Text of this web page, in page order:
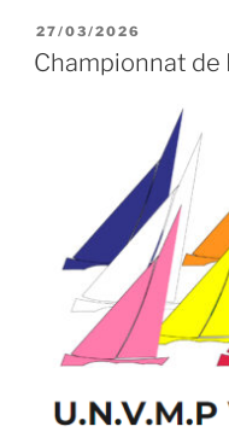
PUBLIÉ
LE
27/03/2026
Championnat de